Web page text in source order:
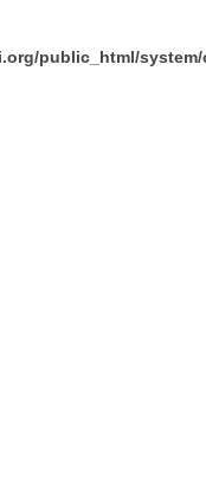
public_html/